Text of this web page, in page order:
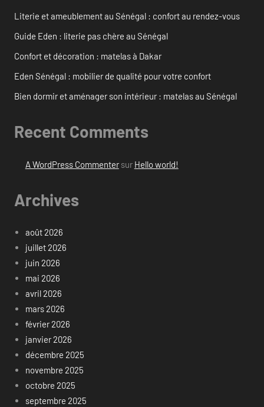
Literie et ameublement au Sénégal : confort au rendez-vous
Guide Eden : literie pas chère au Sénégal
Confort et décoration : matelas à Dakar
Eden Sénégal : mobilier de qualité pour votre confort
Bien dormir et aménager son intérieur : matelas au Sénégal
Recent Comments
A WordPress Commentersur Hello world!
Archives
août 2026
juillet 2026
juin 2026
mai 2026
avril 2026
mars 2026
février 2026
janvier 2026
décembre 2025
novembre 2025
octobre 2025
septembre 2025